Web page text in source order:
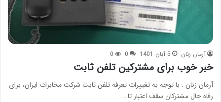
آرمان زنان 5 آبان 1401 0
0
خبر خوب برای مشترکین تلفن ثابت
آرمان زنان : با توجه به تغییرات تعرفه تلفن ثابت شرکت مخابرات ایران، برای
رفاه حال مشترکان سقف اعتبار تا…